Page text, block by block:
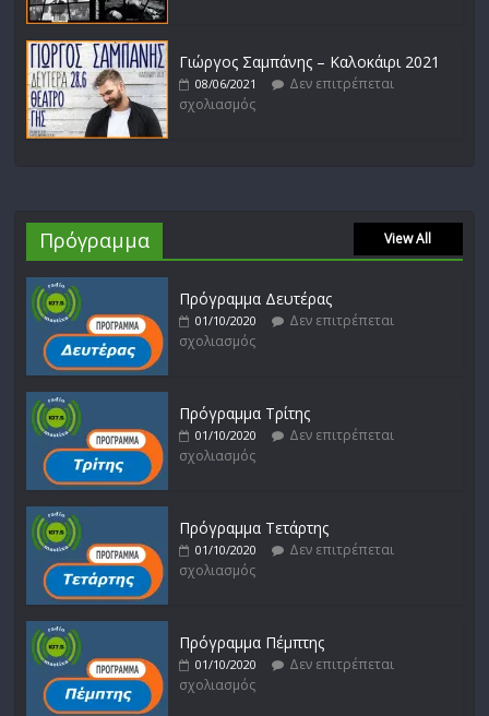
Γιώργος Σαμπάνης – Καλοκάιρι 2021
08/06/2021
Δεν επιτρέπεται
σχολιασμός
Πρόγραμμα View All
Πρόγραμμα Δευτέρας
01/10/2020
Δεν επιτρέπεται
σχολιασμός
Πρόγραμμα Τρίτης
01/10/2020
Δεν επιτρέπεται
σχολιασμός
Πρόγραμμα Τετάρτης
01/10/2020
Δεν επιτρέπεται
σχολιασμός
Πρόγραμμα Πέμπτης
01/10/2020
Δεν επιτρέπεται
σχολιασμός